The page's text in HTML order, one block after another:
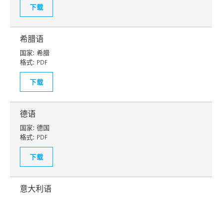
下载
希腊语
国家: 希腊
格式: PDF
下载
德语
国家: 德国
格式: PDF
下载
意大利语